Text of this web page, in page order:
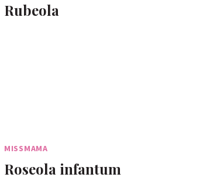
Rubeola
MISSMAMA
Roseola infantum